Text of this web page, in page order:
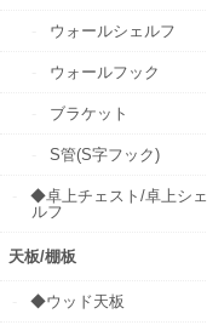
ウォールシェルフ
ウォールフック
ブラケット
S管(S字フック)
◆卓上チェスト/卓上シェ
ルフ
天板/棚板
◆ウッド天板